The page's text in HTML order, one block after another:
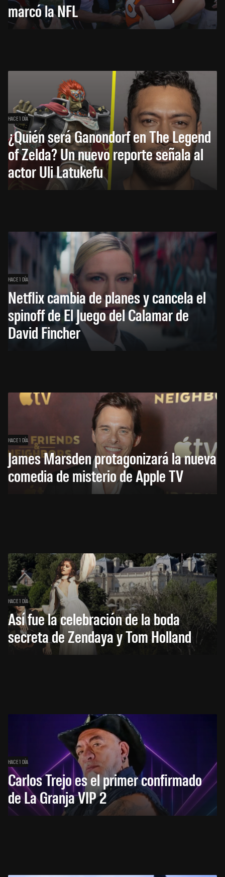
marcó la NFL
HACE 1 DÍA
¿Quién será Ganondorf en The Legend
of Zelda? Un nuevo reporte señala al
actor Uli Latukefu
HACE 1 DÍA
Netflix cambia de planes y cancela el
spinoff de El Juego del Calamar de
David Fincher
HACE 1 DÍA
James Marsden protagonizará la nueva
comedia de misterio de Apple TV
HACE 1 DÍA
Así fue la celebración de la boda
secreta de Zendaya y Tom Holland
HACE 1 DÍA
Carlos Trejo es el primer confirmado
de La Granja VIP 2